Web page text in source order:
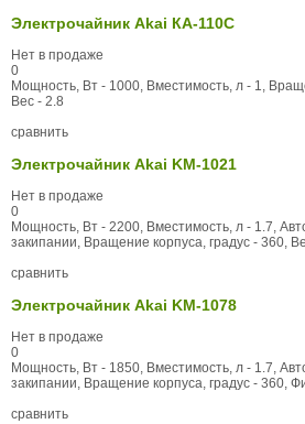
Электрочайник Akai КА-110С
Нет в продаже
0
Мощность, Вт - 1000, Вместимость, л - 1,
Вес - 2.8
сравнить
Электрочайник Akai KM-1021
Нет в продаже
0
Мощность, Вт - 2200, Вместимость, л - 1.7,
закипании, Вращение корпуса, градус - 360,
сравнить
Электрочайник Akai KM-1078
Нет в продаже
0
Мощность, Вт - 1850, Вместимость, л - 1.7,
закипании, Вращение корпуса, градус - 360,
сравнить